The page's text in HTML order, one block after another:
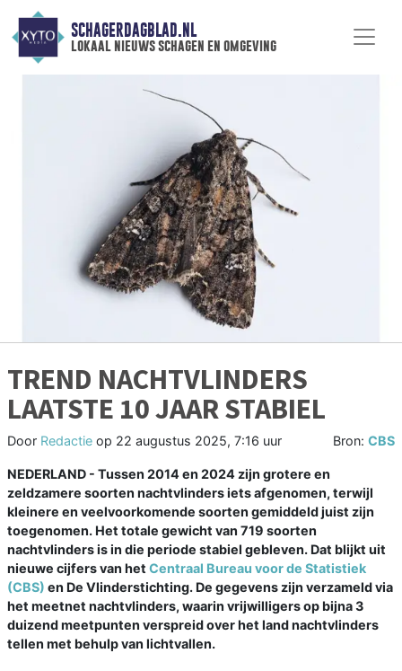
SCHAGERDAGBLAD.NL
lokaal nieuws schagen en omgeving
TREND NACHTVLINDERS
LAATSTE 10 JAAR STABIEL
Door Redactie op 22 augustus 2025, 7:16 uur Bron: CBS
NEDERLAND - Tussen 2014 en 2024 zijn grotere en
zeldzamere soorten nachtvlinders iets afgenomen, terwijl
kleinere en veelvoorkomende soorten gemiddeld juist zijn
toegenomen. Het totale gewicht van 719 soorten
nachtvlinders is in die periode stabiel gebleven. Dat blijkt uit
nieuwe cijfers van het Centraal Bureau voor de Statistiek
(CBS) en De Vlinderstichting. De gegevens zijn verzameld via
het meetnet nachtvlinders, waarin vrijwilligers op bijna 3
duizend meetpunten verspreid over het land nachtvlinders
tellen met behulp van lichtvallen.